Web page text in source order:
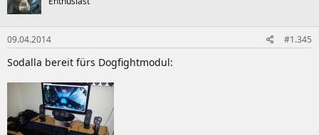
09.04.2014 #1.345
Sodalla bereit fürs Dogfightmodul: